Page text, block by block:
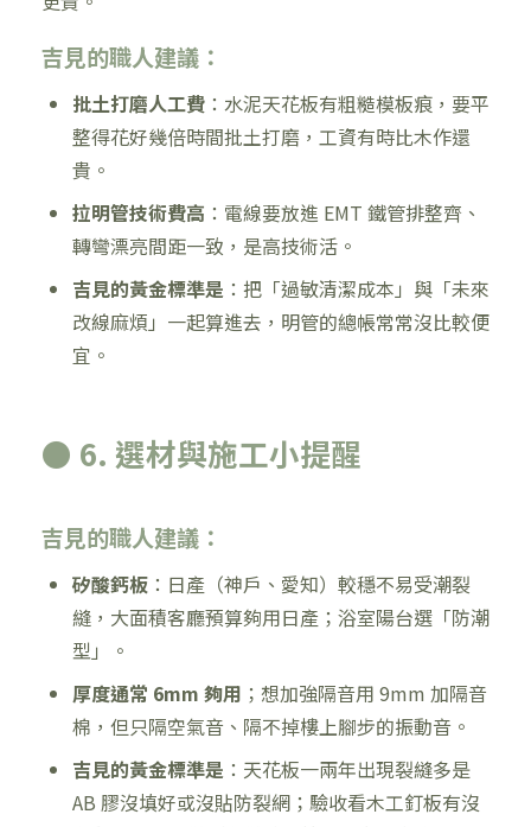
吉見的職人建議：
批土打磨人工費：水泥天花板有粗糙模板痕，要平
整得花好幾倍時間批土打磨，工資有時比木作還
貴。
拉明管技術費高 ：電線要放進 EMT 鐵管排整齊、
轉彎漂亮間距一致，是高技術活。
吉見的黃金標準是：把「過敏清潔成本」與「未來
改線麻煩」一起算進去，明管的總帳常常沒比較便
宜。
● 6. 選材與施工小提醒
吉見的職人建議：
矽酸鈣板：日產（神戶、愛知）較穩不易受潮裂
縫，大面積客廳預算夠用日產；浴室陽台選「防潮
型」。
厚度通常 6mm 夠用 ；想加強隔音用 9mm 加隔音
棉，但只隔空氣音、隔不掉樓上腳步的振動音。
吉見的黃金標準是：天花板一兩年出現裂縫多是
AB 膠沒填好或沒貼防裂網；驗收看木工釘板有沒